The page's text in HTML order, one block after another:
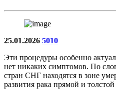
25.01.2026 5010
Эти процедуры особенно
нет никаких симптомов. По
стран СНГ находятся в зоне
развития рака прямой и